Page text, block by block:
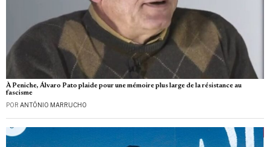
À Peniche, Álvaro Pato plaide pour une mémoire plus large de la résistance au
fascisme
POR ANTÓNIO MARRUCHO